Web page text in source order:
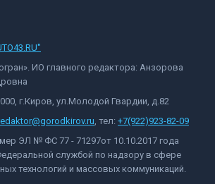
ИО главного редактора: Анзорова
г.Киров, ул.Молодой Гвардии, д.82
, тел: +7(922)923-82-09
ЭЛ № ФС 77 - 71297от 10.10.2017 года
службой по надзору в сфере
технологий и массовых коммуникаций.